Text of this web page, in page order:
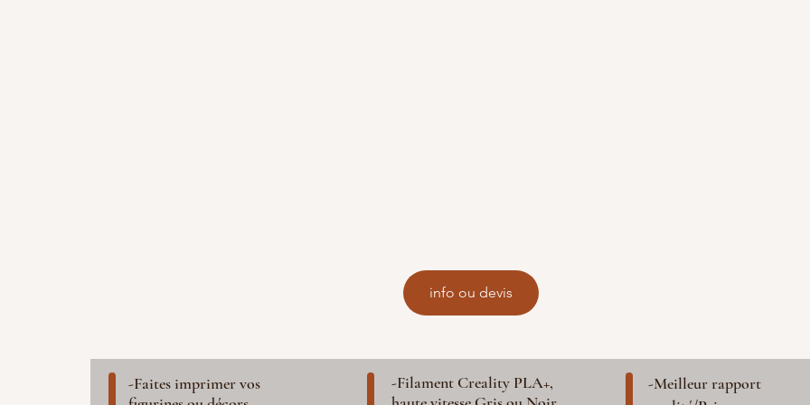
info ou devis
-Faites imprimer vos
-Filament Creality PLA+,
-Meilleur rapport